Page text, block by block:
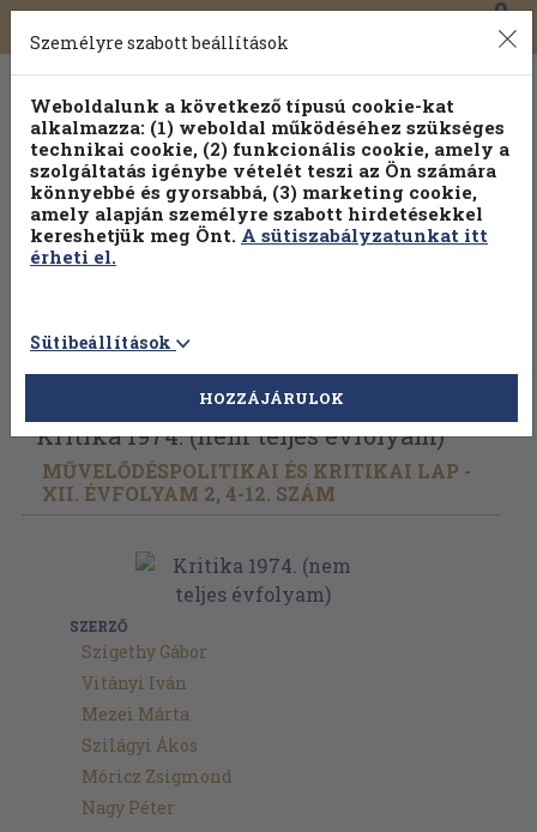
Toggle
navigation
0
Válogasson több mint 30 000 kötet közül
Hobbi témakörökben20% kedvezménnyel!
Vissza az előző oldalra Válasszon példányt
Kritika 1974. (nem teljes évfolyam)
MŰVELŐDÉSPOLITIKAI ÉS KRITIKAI LAP -
XII. ÉVFOLYAM 2, 4-12. SZÁM
SZERZŐ
Szigethy Gábor
Vitányi Iván
Mezei Márta
Szilágyi Ákos
Móricz Zsigmond
Nagy Péter
Személyre szabott beállítások
Weboldalunk a következő típusú cookie-kat
alkalmazza: (1) weboldal működéséhez szükséges
technikai cookie, (2) funkcionális cookie, amely a
szolgáltatás igénybe vételét teszi az Ön számára
könnyebbé és gyorsabbá, (3) marketing cookie,
amely alapján személyre szabott hirdetésekkel
kereshetjük meg Önt. A sütiszabályzatunkat itt
érheti el.
Sütibeállítások
HOZZÁJÁRULOK